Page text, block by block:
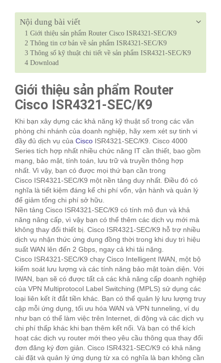
Nội dung bài viết
1 Giới thiệu sản phẩm Router Cisco ISR4321-SEC/K9
2 Thông tin cơ bản về sản phẩm ISR4321-SEC/K9
3 Thông số kỹ thuật chi tiết về sản phẩm ISR4321-SEC/K9
4 Download
Giới thiệu sản phẩm Router
Cisco ISR4321-SEC/K9
Khi bạn xây dựng các khả năng kỹ thuật số trong các văn
phòng chi nhánh của doanh nghiệp, hãy xem xét sự tinh vi
đầy đủ dịch vụ của Cisco ISR4321-SEC/K9. Cisco 4000
Series tích hợp nhất nhiều chức năng IT cần thiết, bao gồm
mạng, bảo mật, tính toán, lưu trữ và truyền thông hợp
nhất. Vì vậy, bạn có được mọi thứ bạn cần trong
Cisco ISR4321-SEC/K9 một nền tảng duy nhất. Điều đó có
nghĩa là tiết kiệm đáng kể chi phí vốn, vận hành và quản lý
để giảm tổng chi phí sở hữu.
Nền tảng Cisco ISR4321-SEC/K9 có tính mô đun và khả
năng nâng cấp, vì vậy bạn có thể thêm các dịch vụ mới mà
không thay đổi thiết bị. Cisco ISR4321-SEC/K9 hỗ trợ nhiều
dịch vụ nhận thức ứng dụng đồng thời trong khi duy trì hiệu
suất WAN lên đến 2 Gbps, ngay cả khi tải nặng.
Cisco ISR4321-SEC/K9 chạy Cisco Intelligent IWAN, một bộ
kiểm soát lưu lượng và các tính năng bảo mật toàn diện. Với
IWAN, bạn sẽ có được tất cả các khả năng cấp doanh nghiệp
của VPN Multiprotocol Label Switching (MPLS) sử dụng các
loại liên kết ít đắt tiền khác. Bạn có thể quản lý lưu lượng truy
cập mỗi ứng dụng, tối ưu hóa WAN và VPN tunneling, ví dụ
như bạn có thể làm việc trên Internet, di động và các dịch vụ
chi phí thấp khác khi bạn thêm kết nối. Và bạn có thể kích
hoạt các dịch vụ router mới theo yêu cầu thông qua thay đổi
đơn đăng ký đơn giản. Cisco ISR4321-SEC/K9 có khả năng
cài đặt và quản lý ứng dụng từ xa có nghĩa là bạn không cần